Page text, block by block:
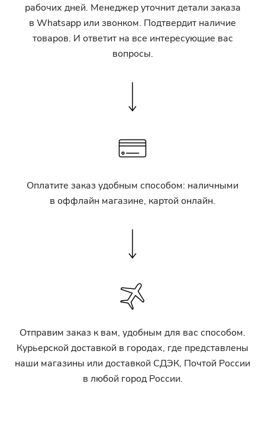
рабочих дней. Менеджер уточнит детали заказа
в Whatsapp или звонком. Подтвердит наличие
товаров. И ответит на все интересующие вас
вопросы.
Оплатите заказ удобным способом: наличными
в оффлайн магазине, картой онлайн.
Отправим заказ к вам, удобным для вас способом.
Курьерской доставкой в городах, где представлены
наши магазины или доставкой СДЭК, Почтой России
в любой город России.